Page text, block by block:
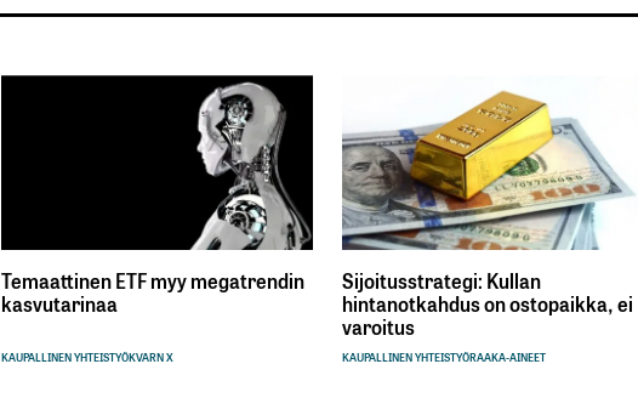
Temaattinen ETF myy megatrendin
kasvutarinaa
KAUPALLINEN YHTEISTYÖKVARN X
Sijoitusstrategi: Kullan
hintanotkahdus on ostopaikka, ei
varoitus
KAUPALLINEN YHTEISTYÖRAAKA-AINEET